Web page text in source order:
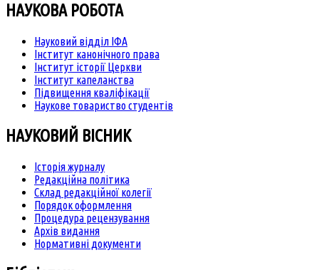
НАУКОВА РОБОТА
Науковий відділ ІФА
Інститут канонічного права
Інститут історії Церкви
Інститут капеланства
Підвищення кваліфікації
Наукове товариство студентів
НАУКОВИЙ ВІСНИК
Історія журналу
Редакційна політика
Склад редакційної колегії
Порядок оформлення
Процедура рецензування
Архів видання
Нормативні документи